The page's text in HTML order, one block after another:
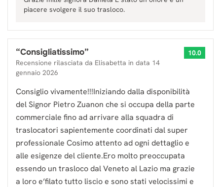
piacere svolgere il suo trasloco.
“Consigliatissimo”
Recensione rilasciata da Elisabetta in data 14
gennaio 2026
10.0
Consiglio vivamente!!!Iniziando dalla disponibilità
del Signor Pietro Zuanon che si occupa della parte
commerciale fino ad arrivare alla squadra di
traslocatori sapientemente coordinati dal super
professionale Cosimo attento ad ogni dettaglio e
alle esigenze del cliente.Ero molto preoccupata
essendo un trasloco dal Veneto al Lazio ma grazie
a loro e’filato tutto liscio e sono stati velocissimi e